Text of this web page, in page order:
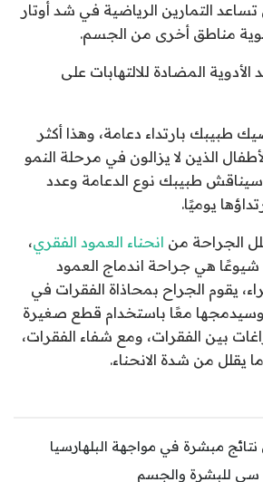
التمارين الرياضية في شد أوتار
مناطق أخرى من الجسم.
الأدوية المضادة للالتهابات على
طبيبك بارتداء دعامة، وهذا أكثر
الذين لا يزالون في مرحلة النمو
طبيبك نوع الدعامة وعدد
يوميًا.
الجراحة من انحناء العمود الفقري،
شيوعًا هي جراحة اندماج العمود
يقوم الجراح بمحاذاة الفقرات في
معًا باستخدام قطع صغيرة
بين الفقرات، ومع شفاء الفقرات،
يقلل من شدة الانحناء.
مبشرة في مواجهة البلهارسيا
سي للبشرة والجسم